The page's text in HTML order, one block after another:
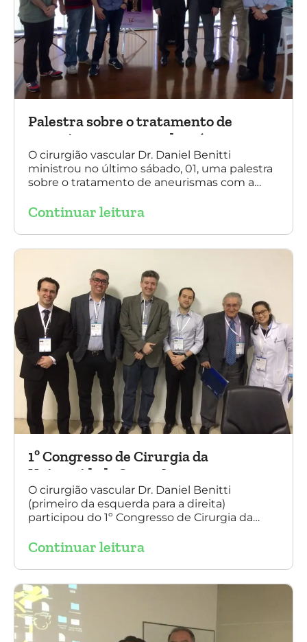
Palestra sobre o tratamento de
aneurismas com a endoprótese
multilayer, em Porto Alegre
O cirurgião vascular Dr. Daniel Benitti
ministrou no último sábado, 01, uma palestra
sobre o tratamento de aneurismas com a
foto, Dr. Daniel Benitti (ao centro) com os
Angiologia e Cirurgia Vascular do Rio Grande
do Sul.
Continuar leitura
1º Congresso de Cirurgia da
Universidade Santo Amaro
O cirurgião vascular Dr. Daniel Benitti
(primeiro da esquerda para a direita)
participou do 1º Congresso de Cirurgia da
de cirurgia endovascular. O evento também
Amato e do Dr. Adnam Neser.
Continuar leitura